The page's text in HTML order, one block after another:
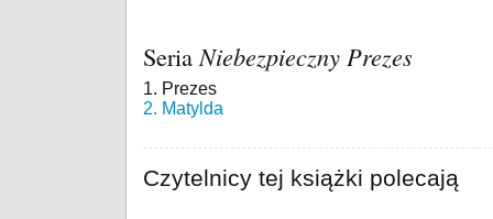
SeriaNiebezpieczny Prezes
1. Prezes
2. Matylda
Czytelnicy tej książki polecają